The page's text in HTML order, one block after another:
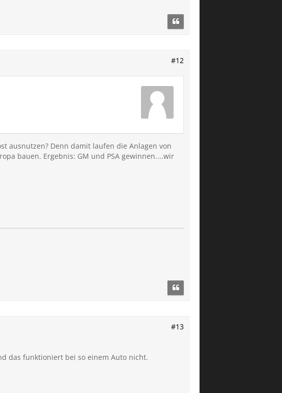
#12
ausnutzen? Denn damit laufen die Anlagen von
bauen. Ergebnis: GM und PSA gewinnen....wir
#13
das funktioniert bei so einem Auto nicht.